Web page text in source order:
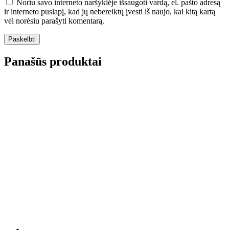
Noriu savo interneto naršyklėje išsaugoti vardą, el. pašto adresą
ir interneto puslapį, kad jų nebereiktų įvesti iš naujo, kai kitą kartą
vėl norėsiu parašyti komentarą.
Panašūs produktai